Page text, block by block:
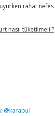
rahat
nasıl tüketilmeli ?
@karabul